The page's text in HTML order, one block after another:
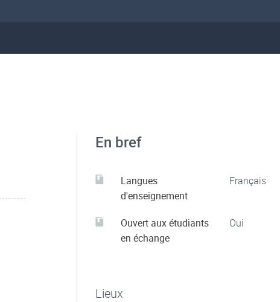
En bref
Langues
d'enseignement
Français
Ouvert aux étudiants
en échange
Oui
Lieux